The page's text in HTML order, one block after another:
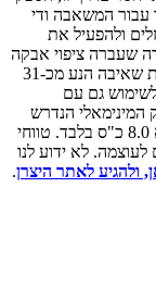
ודי
את
אבקה
למניעת קורוזיה והמשאבות מציעות טווח של עוצמת שאיבה הנע מכ-31
עם
הנדרש
המשאבות הוא 8.0 כ"ס בלבד. טווחי
לא ידוע לנו
היצרן.